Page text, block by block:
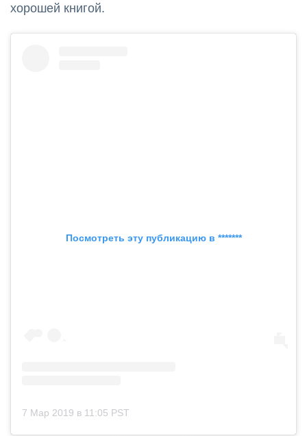
хорошей книгой.
Посмотреть эту публикацию в *******
7 Мар 2019 в 11:05 PST